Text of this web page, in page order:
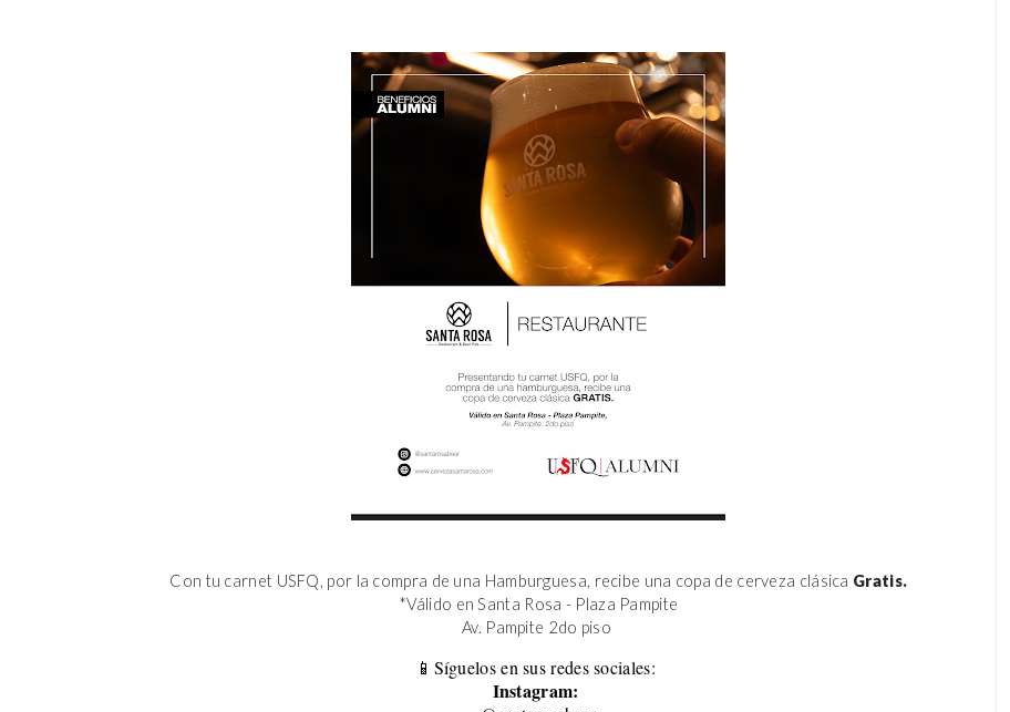
Con tu carnet USFQ, por la compra de una Hamburguesa, recibe una copa de cerveza clásica Gratis.
*Válido en Santa Rosa - Plaza Pampite
Av. Pampite 2do piso
📱Síguelos en sus redes sociales:
Instagram: